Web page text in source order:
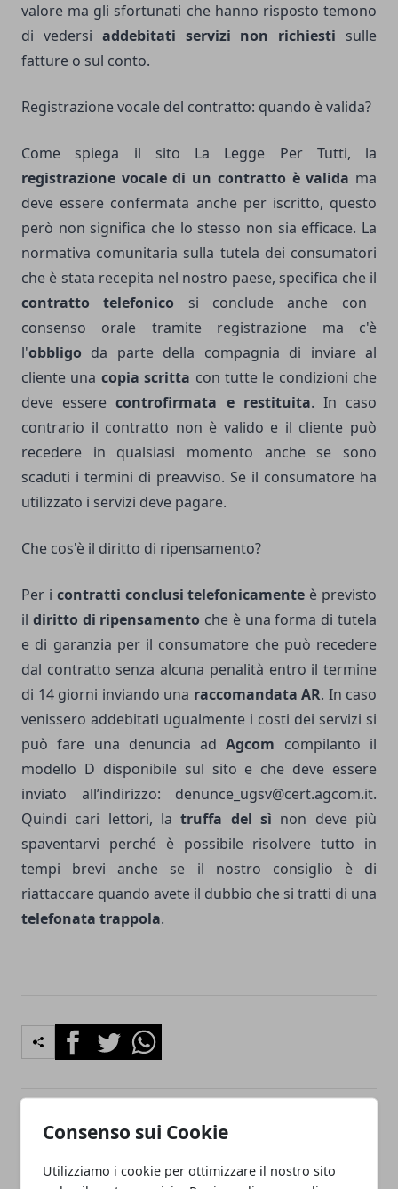
Consenso sui Cookie
Utilizziamo i cookie per ottimizzare il nostro sito
valore ma gli sfortunati che hanno risposto temono
di vedersi addebitati servizi non richiesti sulle
fatture o sul conto.
Registrazione vocale del contratto: quando è valida?
Come spiega il sito La Legge Per Tutti, la
registrazione vocale di un contratto è valida ma
deve essere confermata anche per iscritto, questo
però non significa che lo stesso non sia efficace. La
normativa comunitaria sulla tutela dei consumatori
che è stata recepita nel nostro paese, specifica che il
contratto telefonico si conclude anche con
consenso orale tramite registrazione ma c'è
l'obbligo da parte della compagnia di inviare al
cliente una copia scritta con tutte le condizioni che
deve esserecontrofirmata e restituita. In caso
contrario il contratto non è valido e il cliente può
recedere in qualsiasi momento anche se sono
scaduti i termini di preavviso. Se il consumatore ha
utilizzato i servizi deve pagare.
Che cos'è il diritto di ripensamento?
Per i contratti conclusi telefonicamente è previsto
il diritto di ripensamento che è una forma di tutela
e di garanzia per il consumatore che può recedere
dal contratto senza alcuna penalità entro il termine
di 14 giorni inviando una raccomandata AR. In caso
venissero addebitati ugualmente i costi dei servizi si
può fare una denuncia ad Agcom compilanto il
modello D disponibile sul sito e che deve essere
inviato all’indirizzo: denunce_ugsv@cert.agcom.it.
Quindi cari lettori, latruffa del sì non deve più
spaventarvi perché è possibile risolvere tutto in
tempi brevi anche se il nostro consiglio è di
riattaccare quando avete il dubbio che si tratti di una
telefonata trappola.
FacebookTwitterWhatsapp
Articolo Precedente
precipita sui binari,
ordina l'omicidio della